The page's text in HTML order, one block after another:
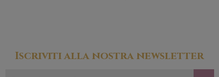
Iscriviti alla nostra newsletter